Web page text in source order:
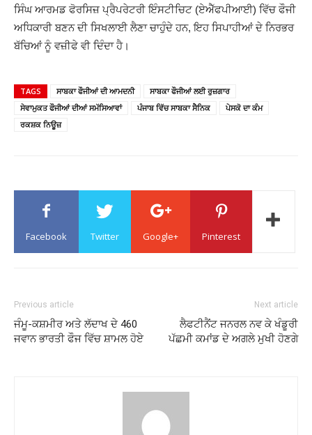
ਸਿੰਘ ਆਰਮਡ ਫੋਰਸਿਜ਼ ਪ੍ਰੈਪਰੇਟਰੀ ਇੰਸਟੀਚਿਟ (ਏਐੱਫਪੀਆਈ) ਵਿੱਚ ਫੌਜੀ
ਅਧਿਕਾਰੀ ਬਣਨ ਦੀ ਸਿਖਲਾਈ ਲੈਣਾ ਚਾਹੁੰਦੇ ਹਨ, ਇਹ ਸਿਪਾਹੀਆਂ ਦੇ ਨਿਰਭਰ
ਬੱਚਿਆਂ ਨੂੰ ਵਜ਼ੀਫੇ ਵੀ ਦਿੰਦਾ ਹੈ।
TAGS ਸਾਬਕਾ ਫੌਜੀਆਂ ਦੀ ਆਮਦਨੀ
ਸਾਬਕਾ ਫੌਜੀਆਂ ਲਈ ਰੁਜ਼ਗਾਰ
ਸੇਵਾਮੁਕਤ ਫੌਜੀਆਂ ਦੀਆਂ ਸਮੱਸਿਆਵਾਂ
ਪੰਜਾਬ ਵਿੱਚ ਸਾਬਕਾ ਸੈਨਿਕ
ਪੇਸਕੋ ਦਾ ਕੰਮ
ਰਕਸ਼ਕ ਨਿਊਜ਼
Facebook Twitter Google+ Pinterest
Previous article
ਜੰਮੂ-ਕਸ਼ਮੀਰ ਅਤੇ ਲੱਦਾਖ ਦੇ 460
ਜਵਾਨ ਭਾਰਤੀ ਫੌਜ ਵਿੱਚ ਸ਼ਾਮਲ ਹੋਏ
Next article
ਲੈਫਟੀਨੈਂਟ ਜਨਰਲ ਨਵ ਕੇ ਖੰਡੂਰੀ
ਪੱਛਮੀ ਕਮਾਂਡ ਦੇ ਅਗਲੇ ਮੁਖੀ ਹੋਣਗੇ